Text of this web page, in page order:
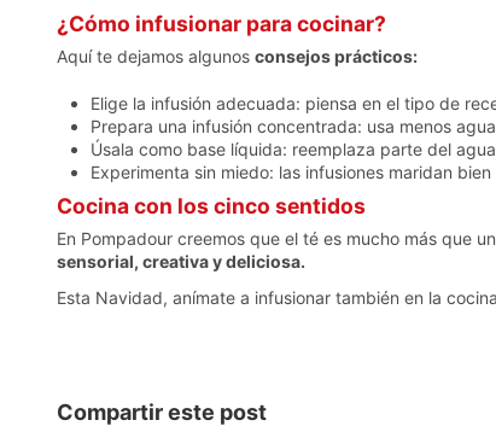
¿Cómo infusionar para cocinar?
Aquí te dejamos algunos consejos prácticos:
Elige la infusión adecuada: piensa en el tipo de
Prepara una infusión concentrada: usa menos
Úsala como base líquida: reemplaza parte del
Experimenta sin miedo: las infusiones maridan
Cocina con los cinco sentidos
En Pompadour creemos que el té es mucho más que
sensorial, creativa y deliciosa.
Esta Navidad, anímate a infusionar también en la
Compartir este post